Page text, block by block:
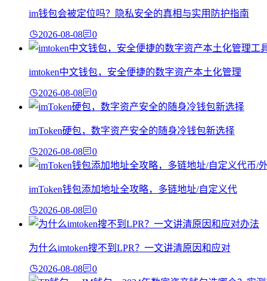
im钱包会被定位吗？隐私安全的真相与实用防护指南
2026-08-08 0
imtoken中文钱包，安全便捷的数字资产本土化管理
2026-08-08 0
imToken硬包，数字资产安全的随身冷钱包新选择
2026-08-08 0
imToken钱包添加地址全攻略，多链地址/自定义代
2026-08-08 0
为什么imtoken搜不到LPR？一文讲清原因和应对
2026-08-08 0